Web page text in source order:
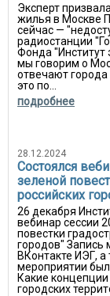
Эксперт
жилья в Москве
сейчас —
радиостанции
Фонда "Институт
мы говорим о
отвечают
это по...
подробнее
28.12.2024
Состоялся
зеленой
российских
26 декабря
вебинар сессии
повестки
городов" Запись
ВКонтакте ИЭГ,
мероприятии
Какие
городских